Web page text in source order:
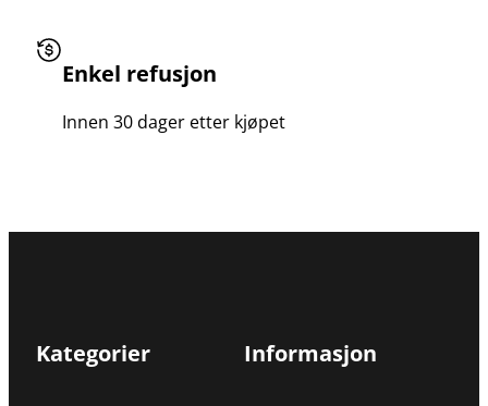
Enkel refusjon
Innen 30 dager etter kjøpet
Kategorier Informasjon